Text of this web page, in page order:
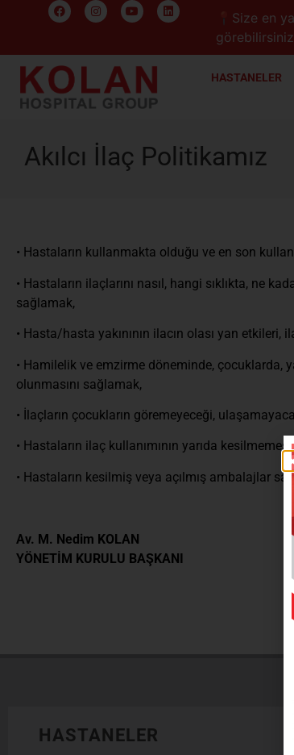
📍Size en
HASTANELER
Akılcı İlaç Politikamız
• Hastaların kullanmakta olduğu ve en son
• Hastaların ilaçlarını nasıl, hangi sıklıkta, ne
sağlamak,
• Hasta/hasta yakınının ilacın olası yan
• Hamilelik ve emzirme döneminde,
olunmasını sağlamak,
• İlaçların çocukların göremeyeceği,
• Hastaların ilaç kullanımının yarıda
• Hastaların kesilmiş veya açılmış ambalajlar
Av. M. Nedim KOLAN
YÖNETİM KURULU BAŞKANI
HASTANELER